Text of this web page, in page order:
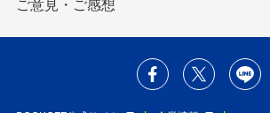
ご意見・ご感想